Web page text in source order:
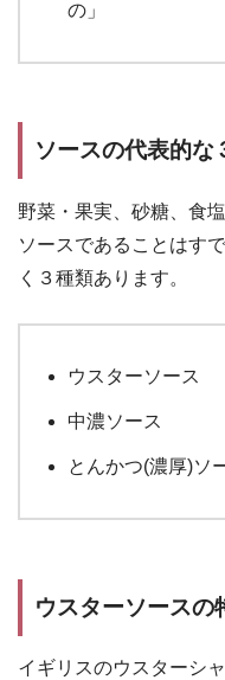
の」
ソースの代表的な
野菜・果実、砂糖、食
ソースであることはす
く３種類あります。
ウスターソース
中濃ソース
とんかつ(濃厚)ソ
ウスターソースの
イギリスのウスターシ